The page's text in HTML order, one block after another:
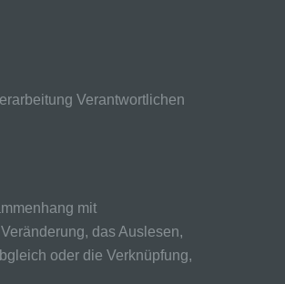
Verantwortlichen
mit
das Auslesen,
oder die Verknüpfung,